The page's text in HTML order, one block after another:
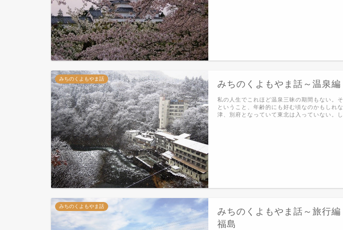
みちのくよもやま話
みちのくよもやま話～温泉編
私の人生でこれほど温泉三昧の期間もない。
ということ、年齢的にも好む頃なのかもしれ
津、別府となっていて東北は入っていない。
みちのくよもやま話
みちのくよもやま話～旅行編
福島